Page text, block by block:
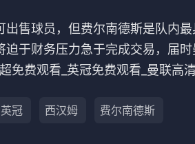
NBA
CBA
出售球员，但费尔南德斯是队内
迫于财务压力急于完成交易，届
免费观看_英冠免费观看_曼联高
英冠 西汉姆 费尔南德斯